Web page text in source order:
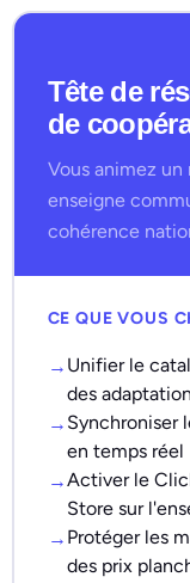
Tête de
de
Vous animez un
enseigne
cohérence
CE QUE VOUS
Unifier le
des
Synchroniser
en temps réel
Activer le
Store sur
Protéger les
des prix